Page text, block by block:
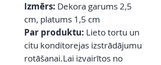
Izmērs: Dekora garums 2,5
cm, platums 1,5 cm
Par produktu: Lieto tortu un
citu konditorejas izstrādājumu
rotāšanai.Lai izvairītos no